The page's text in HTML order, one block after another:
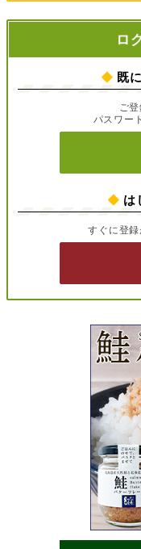
ロ
◆ 既
ご
パスワー
◆ は
すぐに登録